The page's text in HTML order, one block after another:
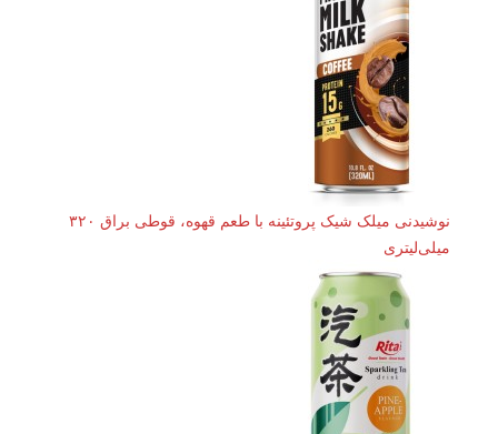
نوشیدنی میلک شیک پروتئینه با طعم قهوه، قوطی براق ۳۲۰
میلی‌لیتری